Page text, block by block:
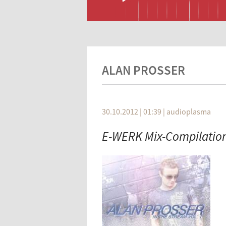
ALAN PROSSER
30.10.2012 | 01:39 | audioplasma
E-WERK Mix-